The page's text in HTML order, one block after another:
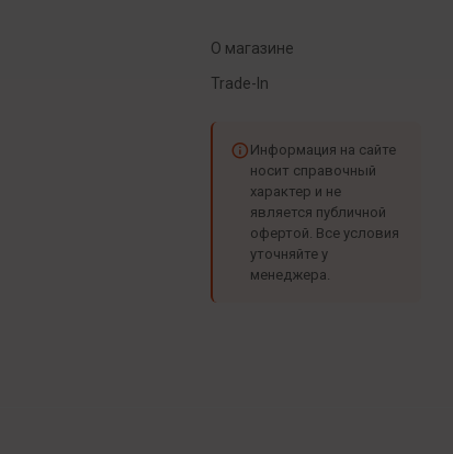
О магазине
Trade-In
Информация на сайте
носит справочный
характер и не
является публичной
офертой. Все условия
уточняйте у
менеджера.